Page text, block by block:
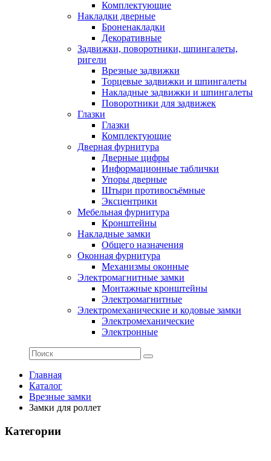
Комплектующие
Накладки дверные
Броненакладки
Декоративные
Задвижки, поворотники, шпингалеты,
ригели
Врезные задвижки
Торцевые задвижки и шпингалеты
Накладные задвижки и шпингалеты
Поворотники для задвижек
Глазки
Глазки
Комплектующие
Дверная фурнитура
Дверные цифры
Информационные таблички
Упоры дверные
Штыри противосъёмные
Эксцентрики
Мебельная фурнитура
Кронштейны
Накладные замки
Общего назначения
Оконная фурнитура
Механизмы оконные
Электромагнитные замки
Монтажные кронштейны
Электромагнитные
Электромеханические и кодовые замки
Электромеханические
Электронные
Главная
Каталог
Врезные замки
Замки для роллет
Категории